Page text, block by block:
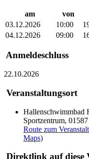
am von
03.12.2026
10:00
04.12.2026
09:00
Anmeldeschluss
22.10.2026
Veranstaltungsort
Hallenschwimmbad
Sportzentrum, 01587
Route zum
Maps)
Direktlink auf diese